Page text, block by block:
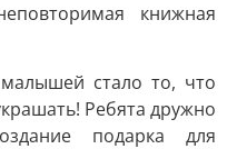
книжная
стало то, что
Ребята дружно
подарка для